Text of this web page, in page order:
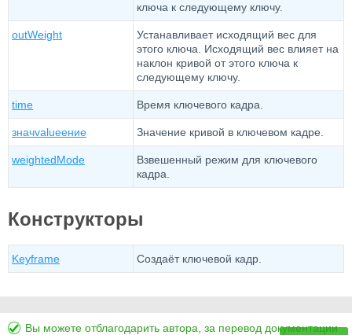
ключа к следующему ключу.
outWeight
Устанавливает исходящий вес для
этого ключа. Исходящий вес влияет на
наклон кривой от этого ключа к
следующему ключу.
time Время ключевого кадра.
значvalueение Значение кривой в ключевом кадре.
weightedMode
Взвешенный режим для ключевого
кадра.
Конструкторы
Keyframe Создаёт ключевой кадр.
Вы можете отблагодарить автора, за перевод документации